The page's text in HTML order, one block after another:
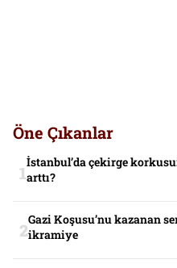
Öne Çıkanlar
İstanbul’da çekirge
arttı?
Gazi Koşusu’nu kazanan
ikramiye